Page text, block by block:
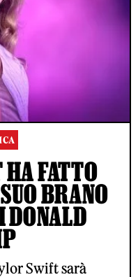
FATTO
BRANO
DONALD
Swift sarà